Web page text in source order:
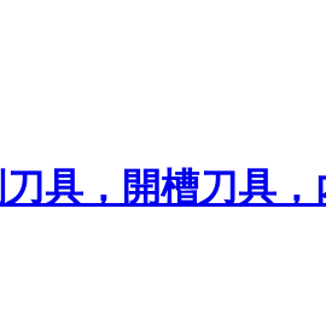
具，開槽刀具